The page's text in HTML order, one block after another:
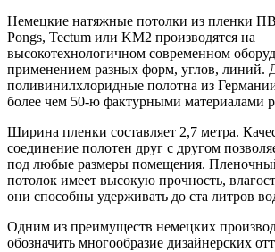
Немецкие натяжные потолки из пленки
Pongs, Tectum или KM2 производятся на
высокотехнологичном современном
применением разных форм, углов, линий.
поливинилхлоридные полотна из
более чем 50-ю фактурными материалами
Ширина пленки составляет 2,7 метра.
соединение полотен друг с другом
под любые размеры помещения.
потолок имеет высокую прочность,
они способны удерживать до ста литров
Одним из преимуществ немецких
обозначить многообразие дизайнерских